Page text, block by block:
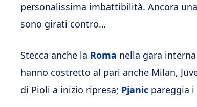
personalissima imbattibilità. Ancora
sono girati contro…
Stecca anche la Roma nella gara
hanno costretto al pari anche Milan,
di Pioli a inizio ripresa; Pjanic pareggia